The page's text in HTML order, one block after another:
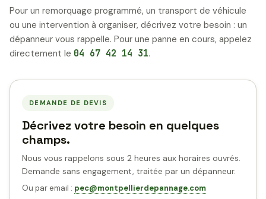
Pour un remorquage programmé, un transport de véhicule
ou une intervention à organiser, décrivez votre besoin : un
dépanneur vous rappelle. Pour une panne en cours, appelez
directement le 04 67 42 14 31.
DEMANDE DE DEVIS
Décrivez votre besoin en quelques
champs.
Nous vous rappelons sous 2 heures aux horaires ouvrés.
Demande sans engagement, traitée par un dépanneur.
Ou par email : pec@montpellierdepannage.com